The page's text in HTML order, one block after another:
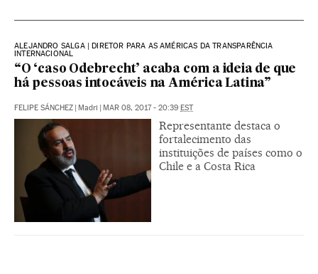
ALEJANDRO SALGA | DIRETOR PARA AS AMÉRICAS DA TRANSPARÊNCIA
INTERNACIONAL
“O ‘caso Odebrecht’ acaba com a ideia de que
há pessoas intocáveis na América Latina”
FELIPE SÁNCHEZ Madri MAR 08, 2017 - 20:39 EST
Representante destaca o
fortalecimento das
instituições de países como o
Chile e a Costa Rica